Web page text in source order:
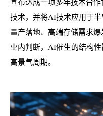
宣布达成一项多年技术合
技术，并将AI技术应用于
量产落地、高端存储需求爆
业内判断，AI催生的结构
高景气周期。